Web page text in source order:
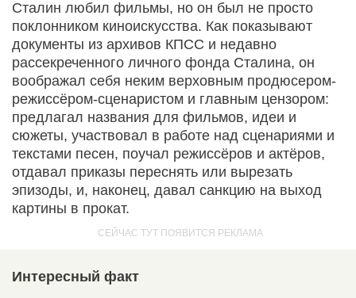
Сталин любил фильмы, но он был не просто
поклонником киноискусства. Как показывают
документы из архивов КПСС и недавно
рассекреченного личного фонда Сталина, он
воображал себя неким верховным продюсером-
режиссёром-сценаристом и главным цензором:
предлагал названия для фильмов, идеи и
сюжеты, участвовал в работе над сценариями и
текстами песен, поучал режиссёров и актёров,
отдавал приказы переснять или вырезать
эпизоды, и, наконец, давал санкцию на выход
картины в прокат.
Интересный факт